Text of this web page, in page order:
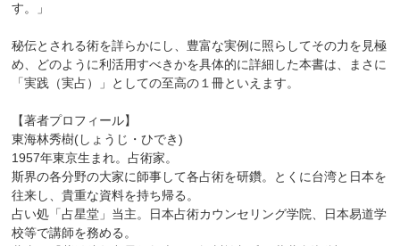
す。」
秘伝とされる術を詳らかにし、豊富な実例に照らしてその力を見極
め、どのように利活用すべきかを具体的に詳細した本書は、まさに
「実践（実占）」としての至高の１冊といえます。
【著者プロフィール】
東海林秀樹(しょうじ・ひでき)
1957年東京生まれ。占術家。
斯界の各分野の大家に師事して各占術を研鑽。とくに台湾と日本を
往来し、貴重な資料を持ち帰る。
占い処「占星堂」当主。日本占術カウンセリング学院、日本易道学
校等で講師を務める。